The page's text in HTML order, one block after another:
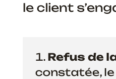
le client
Refus de
constatée,